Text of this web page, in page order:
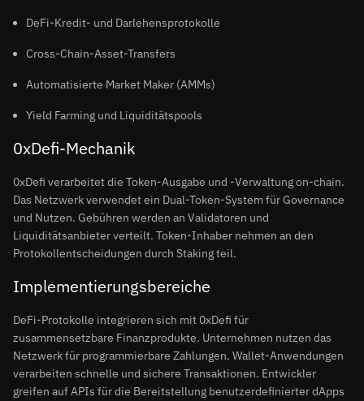
DeFi-Kredit- und Darlehensprotokolle
Cross-Chain-Asset-Transfers
Automatisierte Market Maker (AMMs)
Yield Farming und Liquiditätspools
0xDefi-Mechanik
0xDefi verarbeitet die Token-Ausgabe und -Verwaltung on-chain.
Das Netzwerk verwendet ein Dual-Token-System für Governance
und Nutzen. Gebühren werden an Validatoren und
Liquiditätsanbieter verteilt. Token-Inhaber nehmen an den
Protokollentscheidungen durch Staking teil.
Implementierungsbereiche
DeFi-Protokolle integrieren sich mit 0xDefi für
zusammensetzbare Finanzprodukte. Unternehmen nutzen das
Netzwerk für programmierbare Zahlungen. Wallet-Anwendungen
verarbeiten schnelle und sichere Transaktionen. Entwickler
greifen auf APIs für die Bereitstellung benutzerdefinierter dApps